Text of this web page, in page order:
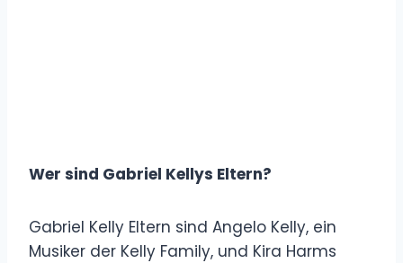
Wer sind Gabriel Kellys Eltern?
Gabriel Kelly Eltern sind Angelo Kelly, ein
Musiker der Kelly Family, und Kira Harms